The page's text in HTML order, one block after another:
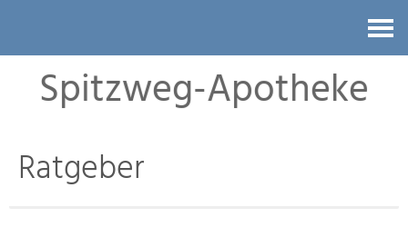
Spitzweg-Apotheke
Ratgeber